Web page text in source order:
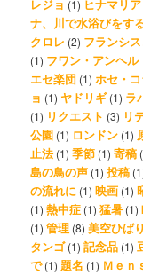
レジョ (1) ヒナマリ
ナ、川で水浴びをす
クロレ (2) フランシ
(1) フワン・アンヘル
エセ楽団 (1)ホセ・
ョ (1) ヤドリギ(1) ラ
(1) リクエスト (3) リ
公園 (1) ロンドン (1)
止法(1)季節 (1)寄稿
島の鳥の声 (1)投稿
の流れに (1)映画 (1)
(1)熱中症 (1)猛暑 (1)
(1)管理 (8)美空ひばり
タンゴ(1)記念品 (1)
で(1) 題名 (1) Ｍｅｎ